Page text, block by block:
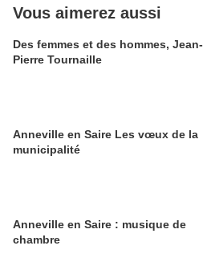
Vous aimerez aussi
Des femmes et des hommes, Jean-
Pierre Tournaille
Anneville en Saire Les vœux de la
municipalité
Anneville en Saire : musique de
chambre